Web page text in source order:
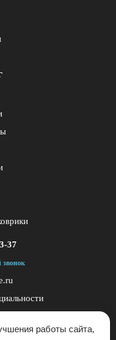
37
звонок
работы сайта,